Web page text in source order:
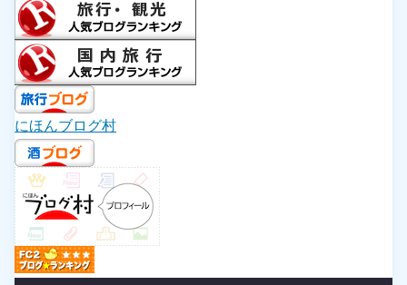
にほんブログ村